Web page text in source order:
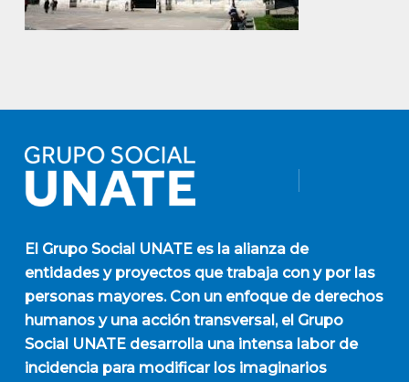
El Grupo Social UNATEes la alianza de
entidades y proyectos que trabaja con y por las
personas mayores. Con un enfoque de derechos
humanos y una acción transversal, el Grupo
Social UNATE desarrolla una intensa labor de
incidencia para modificar los imaginarios